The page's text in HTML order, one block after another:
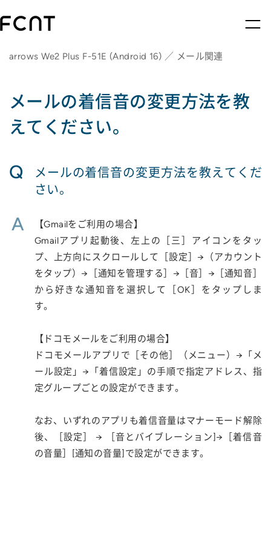
arrows We2 Plus F-51E (Android 16) ／ メール関連
メールの着信音の変更方法を教
えてください。
Q
メールの着信音の変更方法を教えてくだ
さい。
A
【Gmailをご利用の場合】
Gmailアプリ起動後、左上の［三］アイコンをタッ
プ、上方向にスクロールして［設定］→（アカウント
をタップ）→［通知を管理する］→［音］→［通知音］
から好きな通知音を選択して［OK］をタップしま
す。
【ドコモメールをご利用の場合】
ドコモメールアプリで［その他］（メニュー）→「メ
ール設定」→「着信設定」の手順で指定アドレス、指
定グループごとの設定ができます。
なお、いずれのアプリも着信音量はマナーモード解除
後、［設定］ → ［音とバイブレーション]→［着信音
の音量］[通知の音量]で設定ができます。